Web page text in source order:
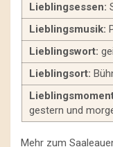
Lieblingsessen:
Lieblingsmusik:
Lieblingswort:
Lieblingsort:
gestern und
Mehr zum